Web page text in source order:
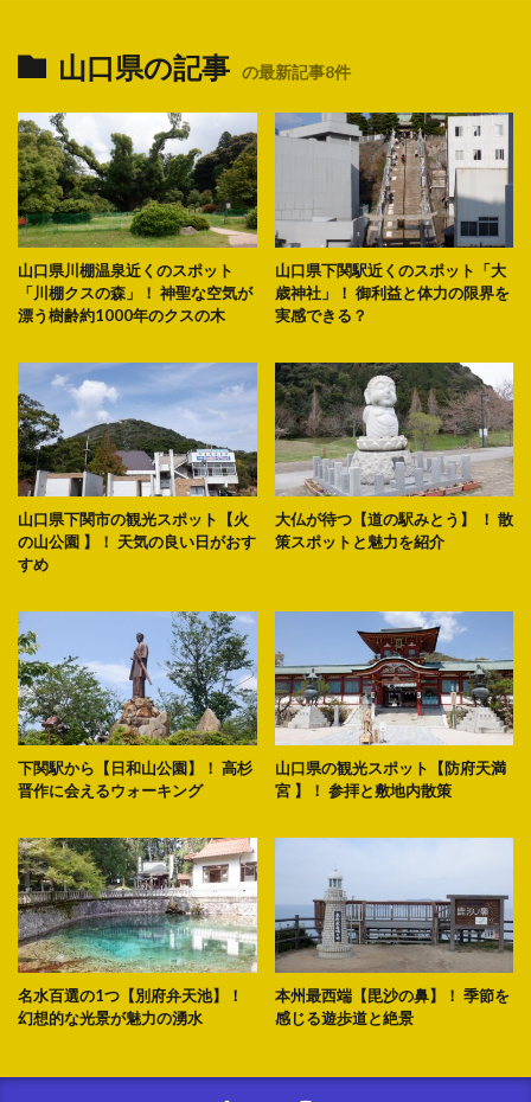
山口県の記事 の最新記事8件
山口県川棚温泉近くのスポット
「川棚クスの森」！ 神聖な空気が
漂う樹齢約1000年のクスの木
山口県下関駅近くのスポット「大
歳神社」！ 御利益と体力の限界を
実感できる？
山口県下関市の観光スポット【火
の山公園 】！ 天気の良い日がおす
すめ
大仏が待つ【道の駅みとう】 ！ 散
策スポットと魅力を紹介
下関駅から【日和山公園】！ 高杉
晋作に会えるウォーキング
山口県の観光スポット【防府天満
宮 】！ 参拝と敷地内散策
名水百選の1つ【別府弁天池】！
幻想的な光景が魅力の湧水
本州最西端【毘沙の鼻】！ 季節を
感じる遊歩道と絶景